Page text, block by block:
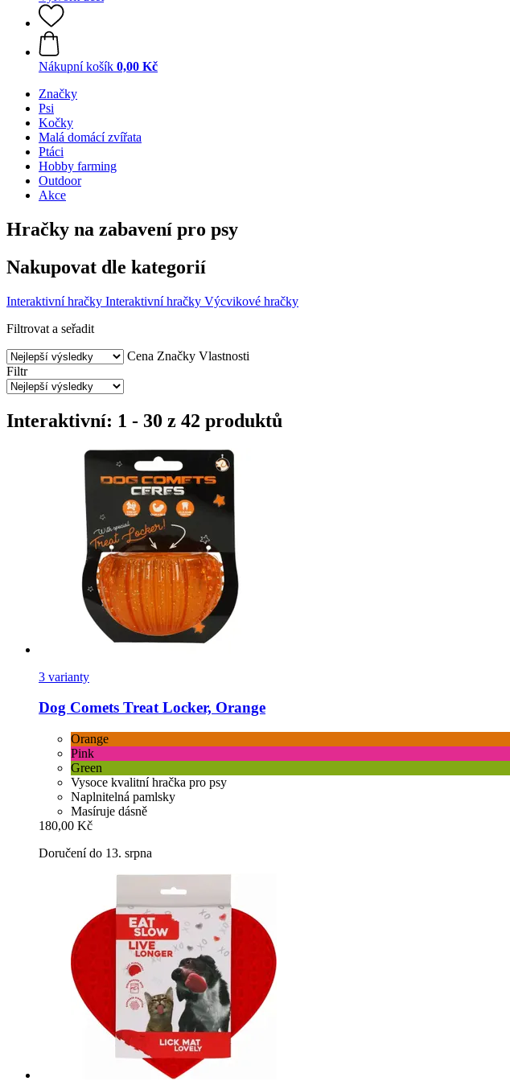
Nákupní košík 0,00 Kč
Značky
Psi
Kočky
Malá domácí zvířata
Ptáci
Hobby farming
Outdoor
Akce
Hračky na zabavení pro psy
Nakupovat dle kategorií
Interaktivní hračky Interaktivní hračky Výcvikové hračky
Filtrovat a seřadit
Cena Značky Vlastnosti
Filtr
Interaktivní: 1 - 30 z 42 produktů
3 varianty
Dog Comets Treat Locker, Orange
Orange
Pink
Green
Vysoce kvalitní hračka pro psy
Naplnitelná pamlsky
Masíruje dásně
180,00 Kč
Doručení do 13. srpna